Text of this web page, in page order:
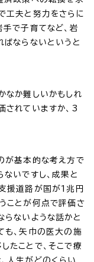
工夫と努力をさらに
手で子育てなど、岩
ばならないというと
なか難しいかもしれ
されていますか、3
が基本的な考え方で
ないですし、成果と
援道路が国が1兆円
ことが何点で評価さ
らないような話かと
も、矢巾の医大の施
たことで、そこで療
人生がどのくらい